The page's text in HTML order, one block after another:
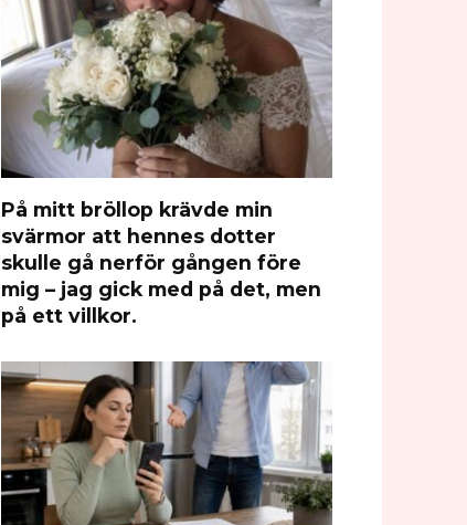
På mitt bröllop krävde min
svärmor att hennes dotter
skulle gå nerför gången före
mig – jag gick med på det, men
på ett villkor.